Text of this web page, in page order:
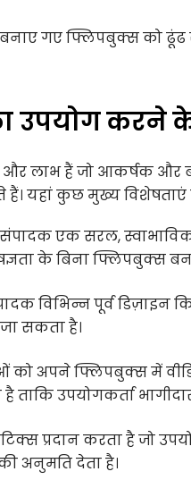
गए फ्लिपबुक्स को
उपयोग करने
और लाभ हैं जो आकर्षक
यहां कुछ मुख्य विशेषताएं
संपादक एक सरल,
के बिना फ्लिपबुक्स
विभिन्न पूर्व डिज़ाइन
सकता है।
को अपने फ्लिपबुक्स में
उपयोगकर्ता
प्रदान करता है जो
अनुमति देता है।